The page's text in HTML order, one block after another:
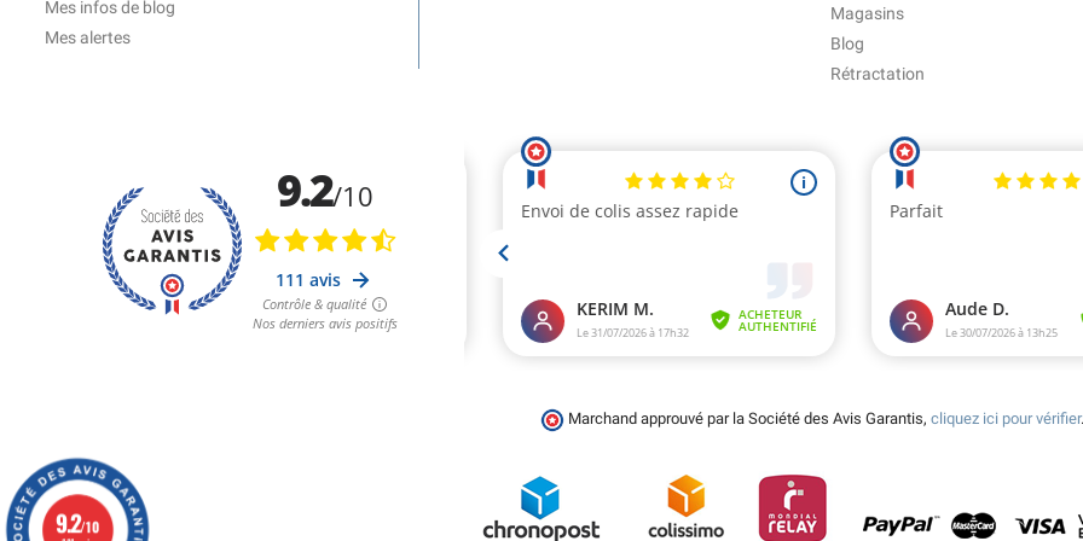
Mes infos de blog
Mes alertes
Magasins
Blog
Rétractation
Marchand approuvé par la Société des Avis Garantis, cliquez ici pour vérifier.
9.2/10